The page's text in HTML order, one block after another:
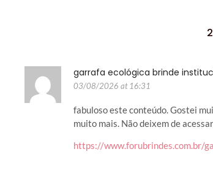
garrafa ecológica brinde
03/08/2026 at 16:31
fabuloso este conteúdo. Gostei
muito mais. Não deixem de
https://www.forubrindes.com.br/